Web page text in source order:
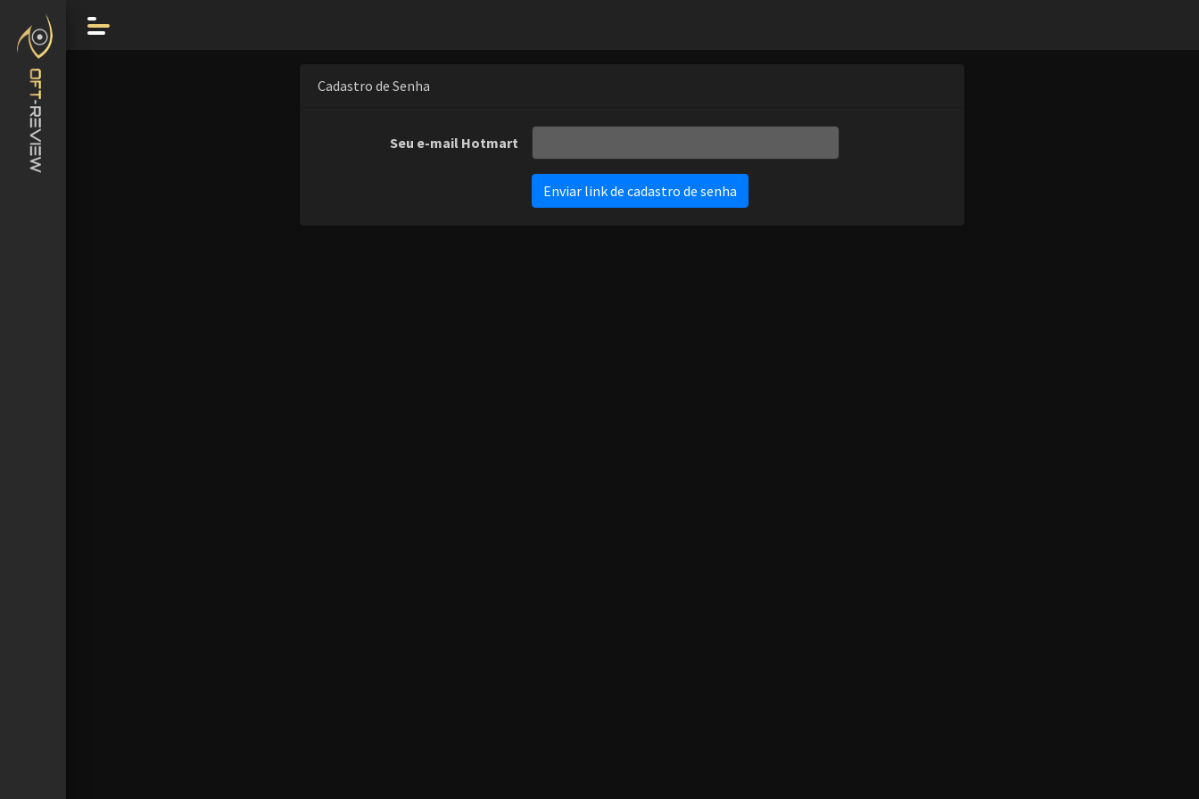
Cadastro de Senha
Seu e-mail Hotmart
Enviar link de cadastro de senha